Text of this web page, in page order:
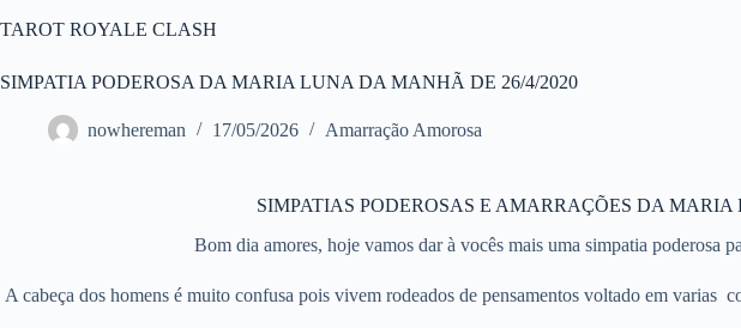
para
conteúdo
TAROT ROYALE CLASH
SIMPATIA PODEROSA DA MARIA LUNA DA MANHÃ DE 26/4/2020
nowhereman 17/05/2026 Amarração Amorosa
SIMPATIAS PODEROSAS E AMARRAÇÕES DA
Bom dia amores, hoje vamos dar à vocês mais uma simpatia poderosa
A cabeça dos homens é muito confusa pois vivem rodeados de pensamentos voltado em varias